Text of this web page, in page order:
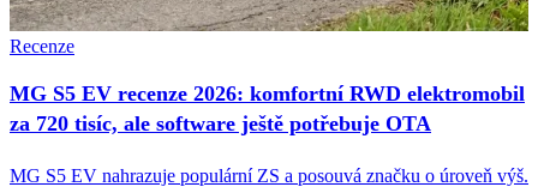
Recenze
MG S5 EV recenze 2026: komfortní RWD elektromobil
za 720 tisíc, ale software ještě potřebuje OTA
MG S5 EV nahrazuje populární ZS a posouvá značku o úroveň výš.